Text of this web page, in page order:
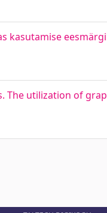
kasutamise
The utilization of